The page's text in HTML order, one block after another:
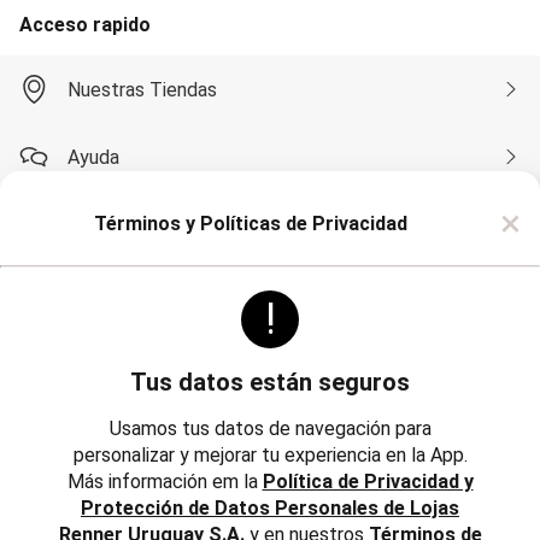
Moda Playa
Bikini Top
Cartera y Mochilas
Esteras
Flotadores
Monte su Bikini
Salidas de Playa
Corta y Media
Jean y Sarga
Acceso rapido
Nuestras Tiendas
Ayuda
Compra por WhatsApp
Trabaja con Nosotros
Inversores
Reglamentos, Política de Cambios y Devoluciones
Términos y Políticas de Privacidad ×
!
Tus datos están seguros
Usamos tus datos de navegación para
personalizar y mejorar tu experiencia en la App.
Más información em la Política de Privacidad y
Protección de Datos Personales de Lojas
Renner Uruguay S.A.y en nuestros Términos de